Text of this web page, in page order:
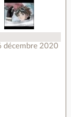
décembre 2020